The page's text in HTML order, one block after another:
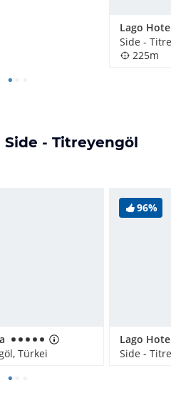
Lago
Side -
225m
- Titreyengöl
Türkei
96%
Lago
Side -